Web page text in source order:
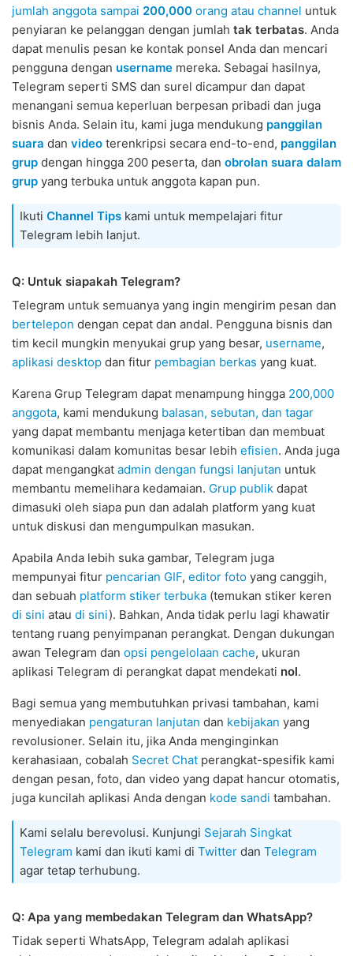
jumlah anggota sampai 200,000 orang atau channel untuk
penyiaran ke pelanggan dengan jumlah tak terbatas. Anda
dapat menulis pesan ke kontak ponsel Anda dan mencari
pengguna dengan username mereka. Sebagai hasilnya,
Telegram seperti SMS dan surel dicampur dan dapat
menangani semua keperluan berpesan pribadi dan juga
bisnis Anda. Selain itu, kami juga mendukung panggilan
suara dan video terenkripsi secara end-to-end, panggilan
grup dengan hingga 200 peserta, dan obrolan suara dalam
grup yang terbuka untuk anggota kapan pun.
Ikuti Channel Tips kami untuk mempelajari fitur
Telegram lebih lanjut.
Q: Untuk siapakah Telegram?
Telegram untuk semuanya yang ingin mengirim pesan dan
bertelepon dengan cepat dan andal. Pengguna bisnis dan
tim kecil mungkin menyukai grup yang besar, username,
aplikasi desktop dan fitur pembagian berkas yang kuat.
Karena Grup Telegram dapat menampung hingga 200,000
anggota, kami mendukung balasan, sebutan, dan tagar
yang dapat membantu menjaga ketertiban dan membuat
komunikasi dalam komunitas besar lebih efisien. Anda juga
dapat mengangkat admin dengan fungsi lanjutan untuk
membantu memelihara kedamaian. Grup publik dapat
dimasuki oleh siapa pun dan adalah platform yang kuat
untuk diskusi dan mengumpulkan masukan.
Apabila Anda lebih suka gambar, Telegram juga
mempunyai fitur pencarian GIF, editor foto yang canggih,
dan sebuah platform stiker terbuka (temukan stiker keren
di sini atau di sini). Bahkan, Anda tidak perlu lagi khawatir
tentang ruang penyimpanan perangkat. Dengan dukungan
awan Telegram dan opsi pengelolaan cache, ukuran
aplikasi Telegram di perangkat dapat mendekati nol.
Bagi semua yang membutuhkan privasi tambahan, kami
menyediakan pengaturan lanjutan dan kebijakan yang
revolusioner. Selain itu, jika Anda menginginkan
kerahasiaan, cobalah Secret Chat perangkat-spesifik kami
dengan pesan, foto, dan video yang dapat hancur otomatis,
juga kuncilah aplikasi Anda dengan kode sandi tambahan.
Kami selalu berevolusi. Kunjungi Sejarah Singkat
Telegram kami dan ikuti kami di Twitter dan Telegram
agar tetap terhubung.
Q: Apa yang membedakan Telegram dan WhatsApp?
Tidak seperti WhatsApp, Telegram adalah aplikasi